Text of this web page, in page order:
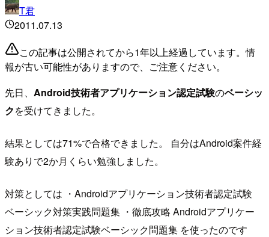
T君
2011.07.13
この記事は公開されてから1年以上経過しています。情
報が古い可能性がありますので、ご注意ください。
先日、 Android技術者アプリケーション認定試験のベーシッ
クを受けてきました。
結果としては71%で合格できました。 自分はAndroid案件経
験ありで2か月くらい勉強しました。
対策としては ・Androidアプリケーション技術者認定試験
ベーシック対策実践問題集 ・徹底攻略 Androidアプリケー
ション技術者認定試験ベーシック問題集 を使ったのです